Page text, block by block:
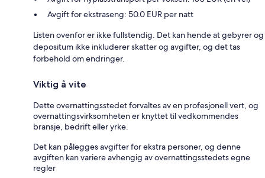
Avgift for ekstraseng: 50.0 EUR per natt
Listen ovenfor er ikke fullstendig. Det kan hende at gebyrer og
depositum ikke inkluderer skatter og avgifter, og det tas
forbehold om endringer.
Viktig å vite
Dette overnattingsstedet forvaltes av en profesjonell vert, og
overnattingsvirksomheten er knyttet til vedkommendes
bransje, bedrift eller yrke.
Det kan pålegges avgifter for ekstra personer, og denne
avgiften kan variere avhengig av overnattingsstedets egne
regler